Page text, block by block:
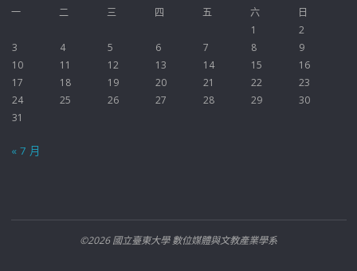
一
二 三 四 五 六
日
1
2
3
4 5 6 7 8
9
10
11 12 13 14 15
16
17
18 19 20 21 22
23
24
25 26 27 28 29
30
31
« 7 月
©2026 國立臺東大學 數位媒體與文教產業學系